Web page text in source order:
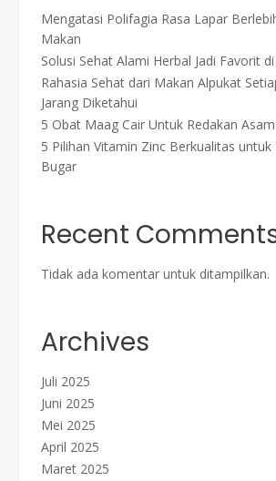
Mengatasi Polifagia Rasa Lapar
Makan
Solusi Sehat Alami Herbal Jadi Favorit
Rahasia Sehat dari Makan Alpukat
Jarang Diketahui
5 Obat Maag Cair Untuk Redakan
5 Pilihan Vitamin Zinc Berkualitas
Bugar
Recent
Tidak ada komentar untuk ditampilkan.
Archives
Juli 2025
Juni 2025
Mei 2025
April 2025
Maret 2025